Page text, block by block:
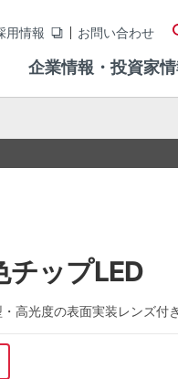
用情報 お問い合わせ
企業情報・投資家
チップLED
高光度の表面実装レンズ付き